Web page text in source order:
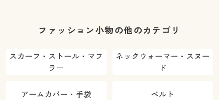
ファッション小物の他のカテゴリ
スカーフ・ストール・マフ
ラー
ネックウォーマー・スヌー
ド
アームカバー・手袋 ベルト